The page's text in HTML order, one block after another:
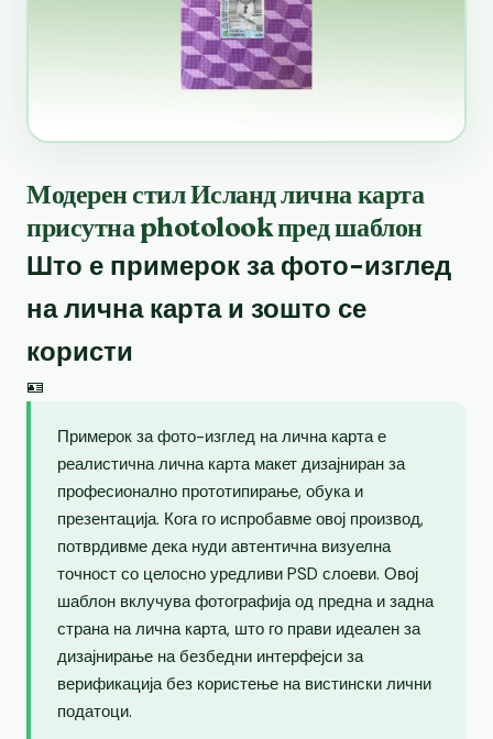
Модерен стил Исланд лична карта
присутна photolook пред шаблон
Што е примерок за фото-изглед
на лична карта и зошто се
користи
🪪
Примерок за фото-изглед на лична карта е
реалистична лична карта макет дизајниран за
професионално прототипирање, обука и
презентација. Кога го испробавме овој производ,
потврдивме дека нуди автентична визуелна
точност со целосно уредливи PSD слоеви. Овој
шаблон вклучува фотографија од предна и задна
страна на лична карта, што го прави идеален за
дизајнирање на безбедни интерфејси за
верификација без користење на вистински лични
податоци.